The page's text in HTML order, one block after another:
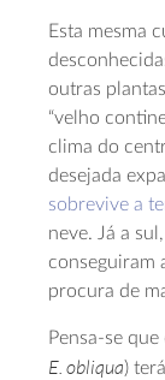
Esta mesma
outras
“velho
clima do
desejada
sobrevive a
neve. Já a
conseguiram
procura de
Pensa-se
E. obliqua)